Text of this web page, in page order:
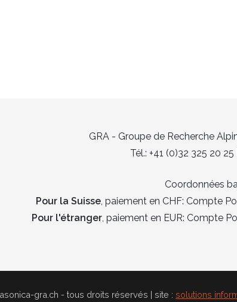
GRA - Groupe de Recherche
Tél.: +41 (0)32 325 20 25 |
Coordonnées
Pour la Suisse, paiement en CHF: Compte
Pour l'étranger , paiement en EUR: Compte
gra.ch - tous droits réservés | site : solutions